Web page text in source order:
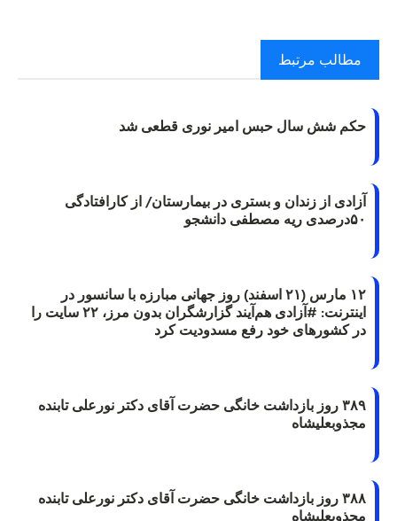
مطالب مرتبط
حکم شش سال حبس امیر نوری قطعی شد
آزادی از زندان و بستری در بیمارستان/ از کارافتادگی
۵۰درصدی ریه مصطفی دانشجو
۱۲ مارس (۲۱ اسفند) روز جهانی مبارزه با سانسور در
اینترنت: #آزادی هم‌آیند گزارشگران‌ بدون مرز، ۲۲ سایت را
در کشورهای خود رفع مسدودیت کرد
۳۸۹ روز بازداشت خانگی حضرت آقای دکتر نورعلی تابنده
مجذوبعلیشاه
۳۸۸ روز بازداشت خانگی حضرت آقای دکتر نورعلی تابنده
مجذوبعلیشاه